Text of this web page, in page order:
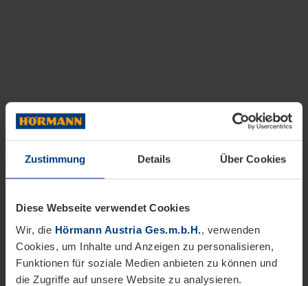
Zustimmung Details Über Cookies
Diese Webseite verwendet Cookies
Wir, die Hörmann Austria Ges.m.b.H., verwenden
Cookies, um Inhalte und Anzeigen zu personalisieren,
Funktionen für soziale Medien anbieten zu können und
die Zugriffe auf unsere Website zu analysieren.